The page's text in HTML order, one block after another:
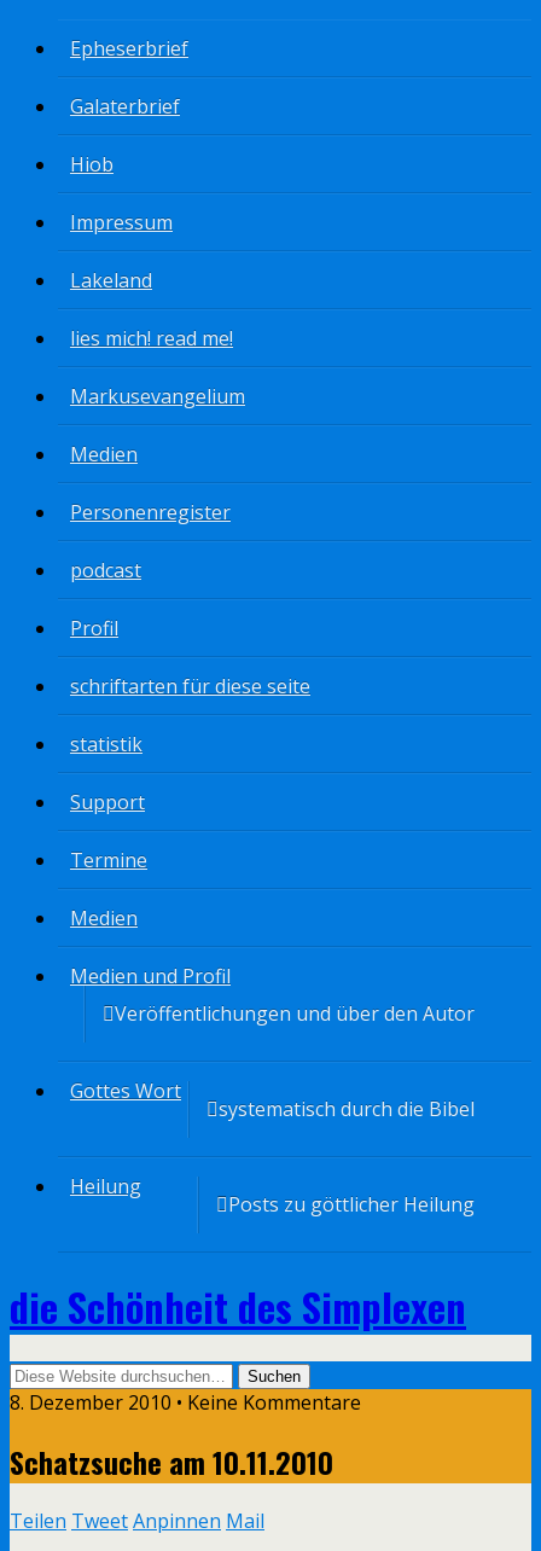
Epheserbrief
Galaterbrief
Hiob
Impressum
Lakeland
lies mich! read me!
Markusevangelium
Medien
Personenregister
podcast
Profil
schriftarten für diese seite
statistik
Support
Termine
Medien
Medien und Profil
Veröffentlichungen und über den Autor
Gottes Wort
systematisch durch die Bibel
Heilung
Posts zu göttlicher Heilung
die Schönheit des Simplexen
8. Dezember 2010 • Keine Kommentare
Schatzsuche am 10.11.2010
Teilen TweetAnpinnen Mail